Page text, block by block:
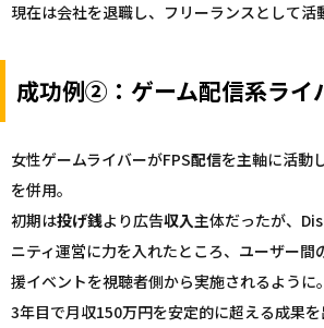
現在は会社を退職し、フリーランスとして活
成功例②：ゲーム配信系ライ
女性ゲームライバーがFPS配信を主軸に活動
を併用。
初期は投げ銭より広告収入主体だったが、
ニティ運営に力を入れたところ、ユーザー間
援イベントを視聴者側から実施されるように。
3年目で月収150万円を安定的に超える成果を